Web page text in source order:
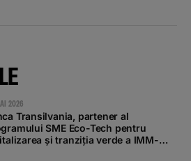
2026
Transilvania, partener al
SME Eco-Tech pentru
și tranziția verde a IMM-